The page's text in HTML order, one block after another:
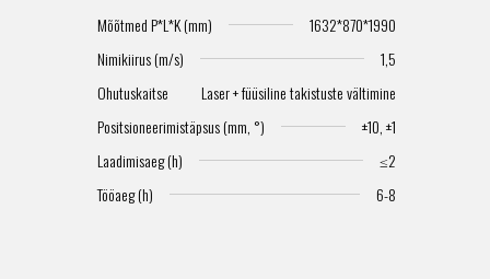
Mõõtmed P*L*K (mm)
1632*870*1990
Nimikiirus (m/s)
1,5
Ohutuskaitse
Laser + füüsiline takistuste vältimine
Positsioneerimistäpsus (mm, °)
±10, ±1
Laadimisaeg (h)
≤2
Tööaeg (h)
6-8